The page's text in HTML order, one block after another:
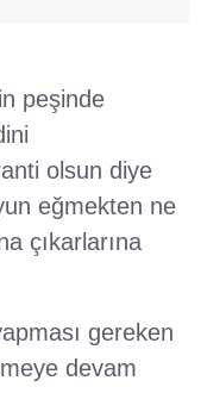
peşinde
olsun diye
eğmekten ne
çıkarlarına
gereken
devam